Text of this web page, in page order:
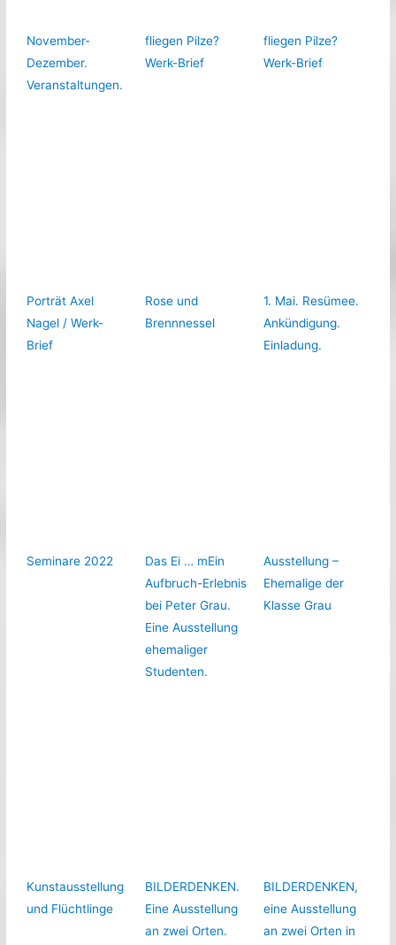
November-
Dezember.
Veranstaltungen.
fliegen Pilze?
Werk-Brief
fliegen Pilze?
Werk-Brief
Porträt Axel
Nagel / Werk-
Brief
Rose und
Brennnessel
1. Mai. Resümee.
Ankündigung.
Einladung.
Seminare 2022
Das Ei … mEin
Aufbruch-Erlebnis
bei Peter Grau.
Eine Ausstellung
ehemaliger
Studenten.
Ausstellung –
Ehemalige der
Klasse Grau
Kunstausstellung
und Flüchtlinge
BILDERDENKEN.
Eine Ausstellung
an zwei Orten.
BILDERDENKEN,
eine Ausstellung
an zwei Orten in